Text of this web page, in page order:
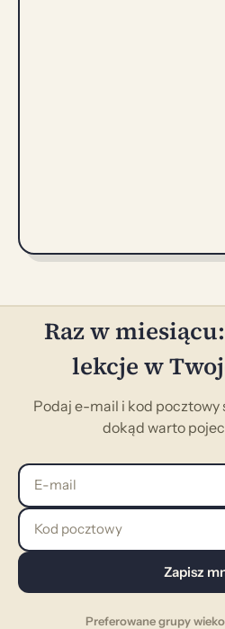
Raz w
lekcje w
Podaj e-mail i kod pocztowy
dokąd warto
E-mail
Kod pocztowy
Zapisz
Preferowane grupy